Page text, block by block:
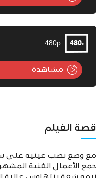
480p
مشاهدة
قصة الفيلم
مع وضع نصب عينيه على
جمع الأعمال الفنية